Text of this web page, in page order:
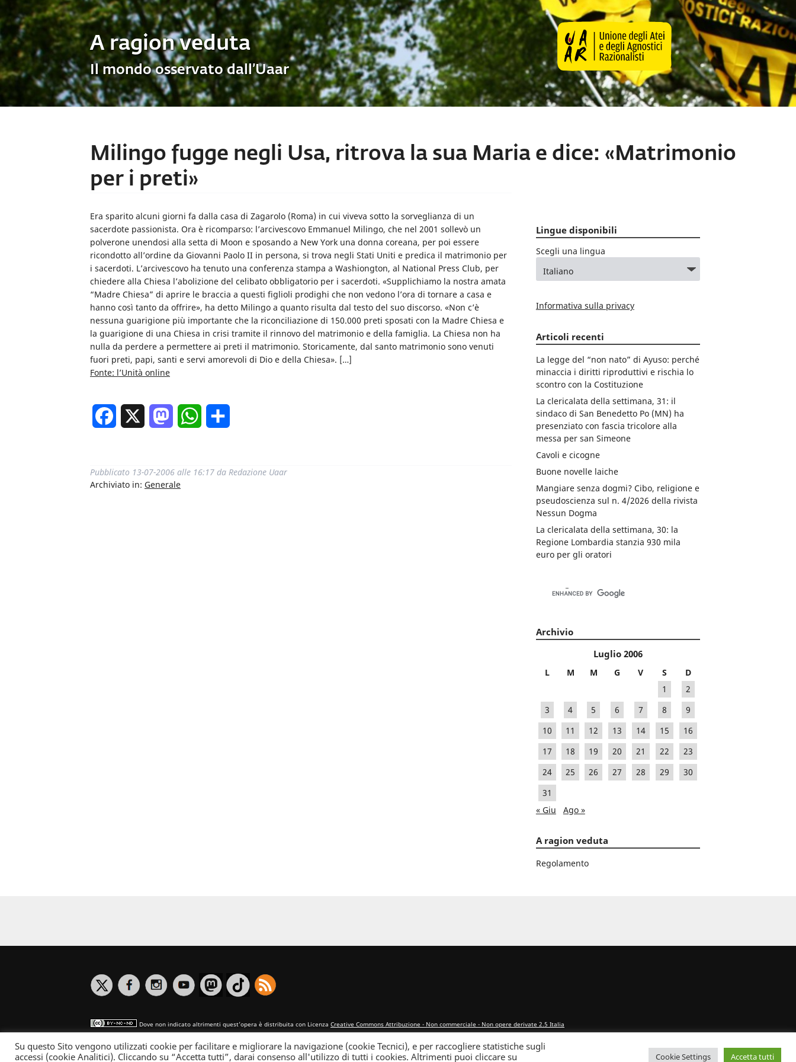
A ragion veduta
Il mondo osservato dall’Uaar
Milingo fugge negli Usa, ritrova la sua Maria e dice: «Matrimonio
per i preti»
Era sparito alcuni giorni fa dalla casa di Zagarolo (Roma) in cui viveva sotto la sorveglianza di un
sacerdote passionista. Ora è ricomparso: l’arcivescovo Emmanuel Milingo, che nel 2001 sollevò un
polverone unendosi alla setta di Moon e sposando a New York una donna coreana, per poi essere
ricondotto all’ordine da Giovanni Paolo II in persona, si trova negli Stati Uniti e predica il matrimonio per
i sacerdoti. L’arcivescovo ha tenuto una conferenza stampa a Washiongton, al National Press Club, per
chiedere alla Chiesa l’abolizione del celibato obbligatorio per i sacerdoti. «Supplichiamo la nostra amata
“Madre Chiesa” di aprire le braccia a questi figlioli prodighi che non vedono l’ora di tornare a casa e
hanno così tanto da offrire», ha detto Milingo a quanto risulta dal testo del suo discorso. «Non c’è
nessuna guarigione più importante che la riconciliazione di 150.000 preti sposati con la Madre Chiesa e
la guarigione di una Chiesa in crisi tramite il rinnovo del matrimonio e della famiglia. La Chiesa non ha
nulla da perdere a permettere ai preti il matrimonio. Storicamente, dal santo matrimonio sono venuti
fuori preti, papi, santi e servi amorevoli di Dio e della Chiesa». […]
Fonte: l’Unità online
Facebook MastodonWhatsApp
Pubblicato 13-07-2006 alle 16:17 da Redazione Uaar
Archiviato in: Generale
Lingue disponibili
Scegli una lingua
Informativa sulla privacy
Articoli recenti
La legge del “non nato” di Ayuso: perché
minaccia i diritti riproduttivi e rischia lo
scontro con la Costituzione
La clericalata della settimana, 31: il
sindaco di San Benedetto Po (MN) ha
presenziato con fascia tricolore alla
messa per san Simeone
Cavoli e cicogne
Buone novelle laiche
Mangiare senza dogmi? Cibo, religione e
pseudoscienza sul n. 4/2026 della rivista
Nessun Dogma
La clericalata della settimana, 30: la
Regione Lombardia stanzia 930 mila
euro per gli oratori
Archivio
Luglio 2006
L M M G V S
D
1
2
3
4 5 6 7 8
9
10
11 12 13 14 15
16
17
18 19 20 21 22
23
24
25 26 27 28 29
30
31
« Giu
Ago »
A ragion veduta
Regolamento
Dove non indicato altrimenti quest’opera è distribuita con Licenza Creative Commons Attribuzione - Non commerciale - Non opere derivate 2.5 Italia
Informativa sulla privacy
Su questo Sito vengono utilizzati cookie per facilitare e migliorare la navigazione (cookie Tecnici), e per raccogliere statistiche sugli
accessi (cookie Analitici). Cliccando su “Accetta tutti”, darai consenso all'utilizzo di tutti i cookies. Altrimenti puoi cliccare su
Cookie Settings Accetta tutti